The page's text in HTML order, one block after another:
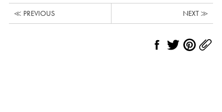
≪ PREVIOUS NEXT ≫